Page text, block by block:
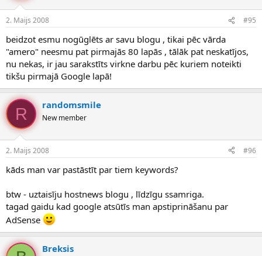
2. Maijs 2008 #95
beidzot esmu nogūglēts ar savu blogu , tikai pēc vārda
"amero" neesmu pat pirmajās 80 lapās , tālāk pat neskatījos,
nu nekas, ir jau sarakstīts virkne darbu pēc kuriem noteikti
tikšu pirmajā Google lapā!
R randomsmile
New member
2. Maijs 2008 #96
kāds man var pastāstīt par tiem keywords?
btw - uztaisīju hostnews blogu , līdzīgu ssamriga.
tagad gaidu kad google atsūtīs man apstiprināšanu par
AdSense
Breksis